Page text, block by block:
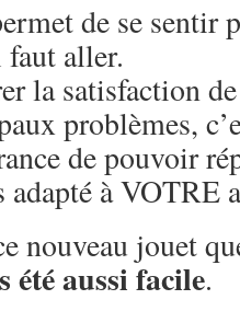
de se sentir
faut aller.
la satisfaction
problèmes,
de pouvoir
adapté à VOTRE
nouveau jouet
été aussi facile.